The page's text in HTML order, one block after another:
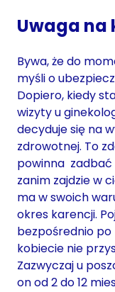
Uwaga na
Bywa, że do
myśli o
Dopiero, kiedy
wizyty u
decyduje się na
zdrowotnej. To
powinna zadbać
zanim zajdzie w
ma w swoich
okres karencji.
bezpośrednio
kobiecie nie
Zazwyczaj u
on od 2 do 12